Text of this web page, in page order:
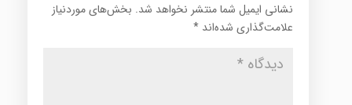
نشانی ایمیل شما منتشر نخواهد شد. بخش‌های موردنیاز
علامت‌گذاری شده‌اند *